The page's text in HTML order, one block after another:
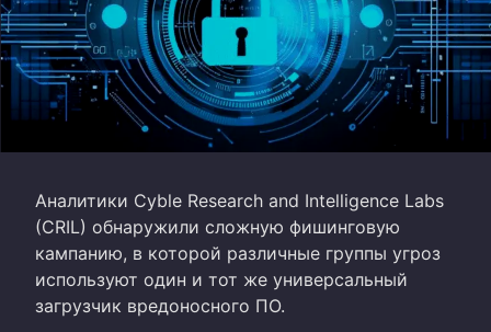
Аналитики Cyble Research and Intelligence Labs
(CRIL) обнаружили сложную фишинговую
кампанию, в которой различные группы угроз
используют один и тот же универсальный
загрузчик вредоносного ПО.